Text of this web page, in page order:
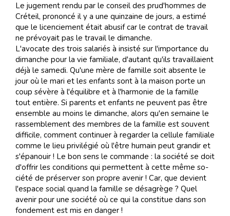
Le ju­ge­ment ren­du par le con­seil des prud'hom­mes de
Cré­teil, pro­non­cé il y a une quin­zaine de jours, a es­ti­mé
que le li­cen­cie­ment était abu­sif car le con­trat de tra­vail
ne pré­voyait pas le tra­vail le di­man­che.
L'avo­cate des trois sa­la­riés à in­sis­té sur l'im­por­tance du
di­man­che pour la vie fa­mi­liale, d'au­tant qu'ils tra­vaillaient
déjà le sa­me­di. Qu'une mère de fa­mille soit ab­sente le
jour où le mari et les en­fants sont à la mai­son porte un
coup sévère à l'équi­li­bre et à l'har­mo­nie de la fa­mille
tout en­tière. Si pa­rents et en­fants ne peu­vent pas être
en­sem­ble au moins le di­man­che, alors qu'en se­maine le
ras­sem­ble­ment des mem­bres de la fa­mille est sou­vent
dif­fi­cile, com­ment con­ti­nuer à re­gar­der la cel­lule fa­mi­liale
comme le lieu pri­vi­lé­gié où l'être hu­main peut gran­dir et
s'épa­nouir ! Le bon sens le com­mande : la so­cié­té se doit
d'of­frir les con­di­tions qui per­met­tent à cette même so­
cié­té de pré­ser­ver son pro­pre ave­nir ! Car, que de­vient
l'es­pace so­cial quand la fa­mille se dés­agrège ? Quel
ave­nir pour une so­cié­té où ce qui la cons­ti­tue dans son
fon­de­ment est mis en dan­ger !